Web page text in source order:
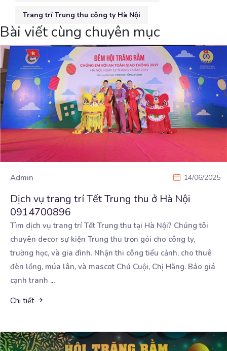
Trang trí Trung thu công ty Hà Nội
Bài viết cùng chuyên mục
Admin 14/06/2025
Dịch vụ trang trí Tết Trung thu ở Hà Nội
0914700896
Tìm dịch vụ trang trí Tết Trung thu tại Hà Nội? Chúng tôi
chuyên decor sự kiện Trung thu trọn gói cho công ty,
trường học, và gia đình. Nhận thi công tiểu cảnh, cho thuê
đèn lồng, múa lân, và mascot Chú Cuội, Chị Hằng. Báo giá
cạnh tranh ...
Chi tiết